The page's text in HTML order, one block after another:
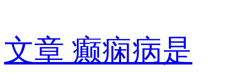
文章 癫痫病是